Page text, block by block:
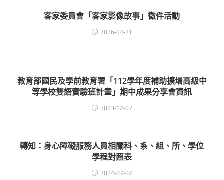
客家委員會「客家影像故事」徵件活動
2026-04-21
教育部國民及學前教育署「112學年度補助擴增高級中
等學校雙語實驗班計畫」期中成果分享會資訊
2023-12-07
轉知：身心障礙服務人員相關科、系、組、所、學位
學程對照表
2024-07-02